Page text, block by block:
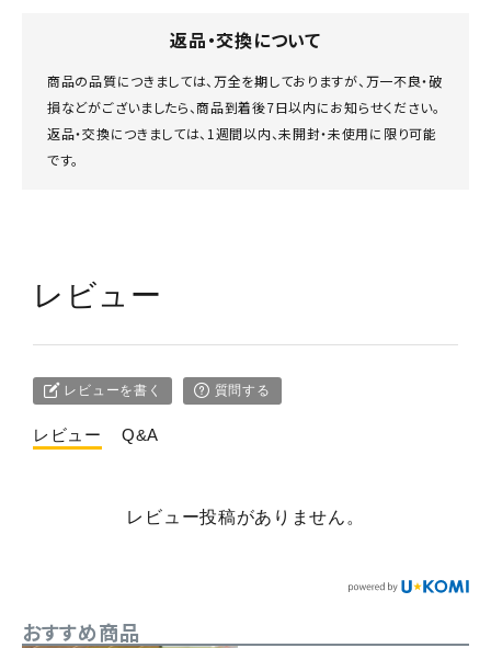
返品・交換について
商品の品質につきましては、万全を期しておりますが、万一不良・破
損などがございましたら、商品到着後7日以内にお知らせください。
返品・交換につきましては、1週間以内、未開封・未使用に限り可能
です。
レビュー
レビューを書く 質問する
レビュー Q&A
レビュー投稿がありません。
おすすめ商品